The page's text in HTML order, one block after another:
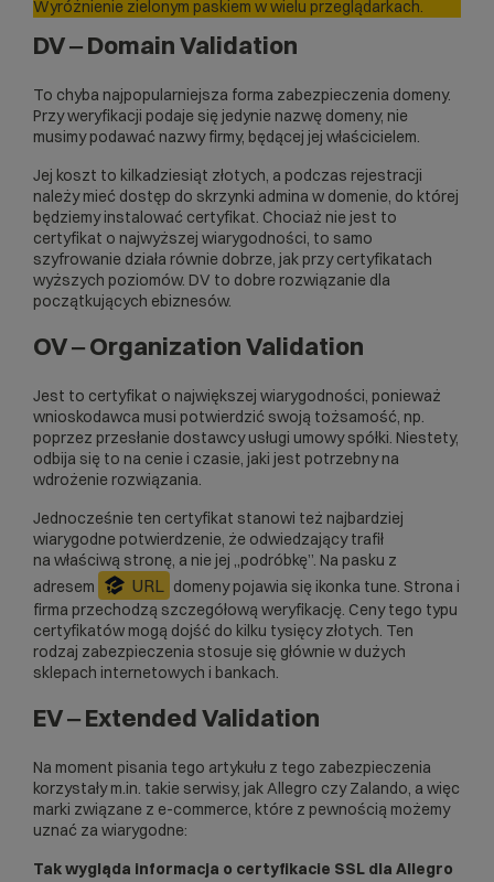
Wyróżnienie zielonym paskiem w wielu przeglądarkach.
DV ‒ Domain Validation
To chyba najpopularniejsza forma zabezpieczenia domeny.
Przy weryfikacji podaje się jedynie nazwę domeny, nie
musimy podawać nazwy firmy, będącej jej właścicielem.
Jej koszt to kilkadziesiąt złotych, a podczas rejestracji
należy mieć dostęp do skrzynki admina w domenie, do której
będziemy instalować certyfikat. Chociaż nie jest to
certyfikat o najwyższej wiarygodności, to samo
szyfrowanie działa równie dobrze, jak przy certyfikatach
wyższych poziomów. DV to dobre rozwiązanie dla
początkujących ebiznesów.
OV ‒ Organization Validation
Jest to certyfikat o największej wiarygodności, ponieważ
wnioskodawca musi potwierdzić swoją tożsamość, np.
poprzez przesłanie dostawcy usługi umowy spółki. Niestety,
odbija się to na cenie i czasie, jaki jest potrzebny na
wdrożenie rozwiązania.
Jednocześnie ten certyfikat stanowi też najbardziej
wiarygodne potwierdzenie, że odwiedzający trafił
na właściwą stronę, a nie jej „podróbkę”. Na pasku z
adresem
URL domeny pojawia się ikonka tune. Strona i
firma przechodzą szczegółową weryfikację. Ceny tego typu
certyfikatów mogą dojść do kilku tysięcy złotych. Ten
rodzaj zabezpieczenia stosuje się głównie w dużych
sklepach internetowych i bankach.
EV ‒ Extended Validation
Na moment pisania tego artykułu z tego zabezpieczenia
korzystały m.in. takie serwisy, jak Allegro czy Zalando, a więc
marki związane z e-commerce, które z pewnością możemy
uznać za wiarygodne:
Tak wygląda informacja o certyfikacie SSL dla Allegro